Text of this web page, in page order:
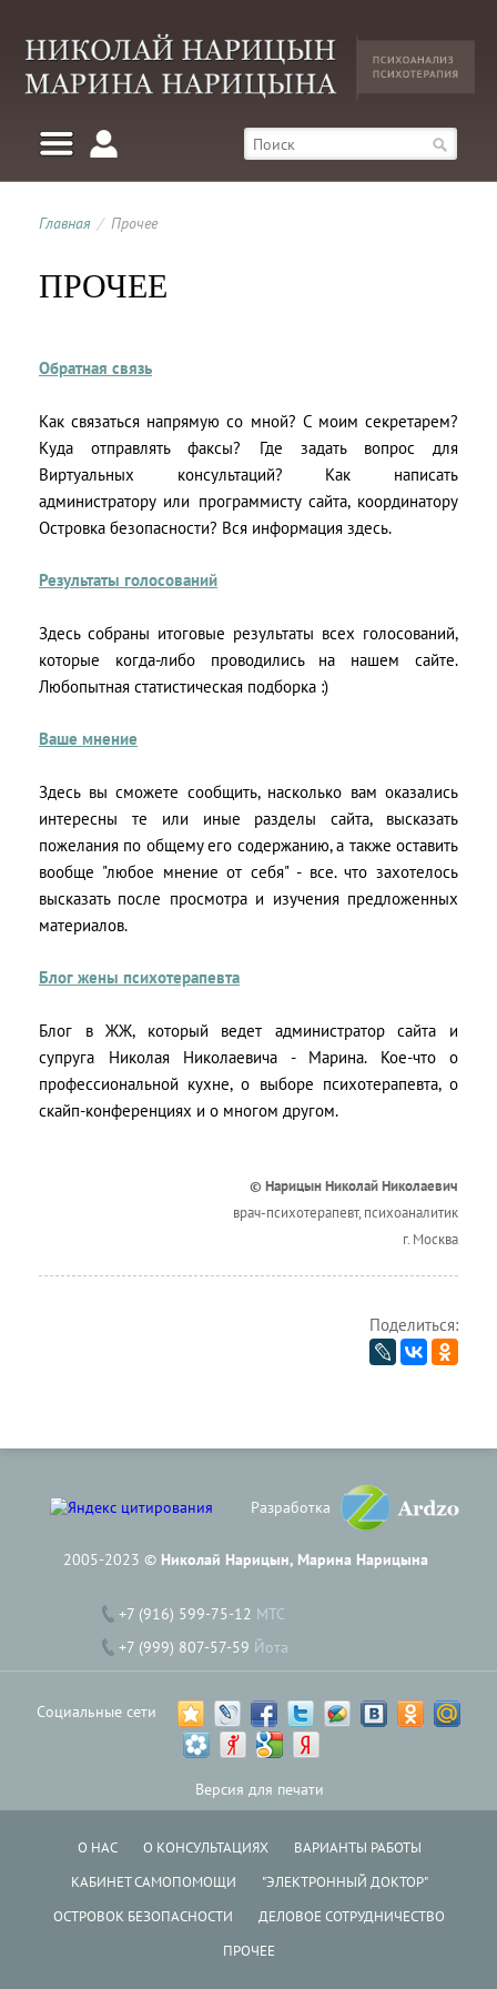
Главная / Прочее
ПРОЧЕЕ
Обратная связь
Как связаться напрямую со мной? С моим секретарем?
Куда отправлять факсы? Где задать вопрос для
Виртуальных консультаций? Как написать
администратору или программисту сайта, координатору
Островка безопасности? Вся информация здесь.
Результаты голосований
Здесь собраны итоговые результаты всех голосований,
которые когда-либо проводились на нашем сайте.
Любопытная статистическая подборка :)
Ваше мнение
Здесь вы сможете сообщить, насколько вам оказались
интересны те или иные разделы сайта, высказать
пожелания по общему его содержанию, а также оставить
вообще "любое мнение от себя" - все. что захотелось
высказать после просмотра и изучения предложенных
материалов.
Блог жены психотерапевта
Блог в ЖЖ, который ведет администратор сайта и
супруга Николая Николаевича - Марина. Кое-что о
профессиональной кухне, о выборе психотерапевта, о
скайп-конференциях и о многом другом.
© Нарицын Николай Николаевич
врач-психотерапевт, психоаналитик
г. Москва
Поделиться:
Разработка
2005-2023 © Николай Нарицын, Марина Нарицына
+7 (916) 599-75-12 МТС
+7 (999) 807-57-59 Йота
Социальные сети
Версия для печати
О НАС О КОНСУЛЬТАЦИЯХ
ВАРИАНТЫ РАБОТЫ
КАБИНЕТ САМОПОМОЩИ
"ЭЛЕКТРОННЫЙ ДОКТОР"
ОСТРОВОК БЕЗОПАСНОСТИ
ДЕЛОВОЕ СОТРУДНИЧЕСТВО
ПРОЧЕЕ